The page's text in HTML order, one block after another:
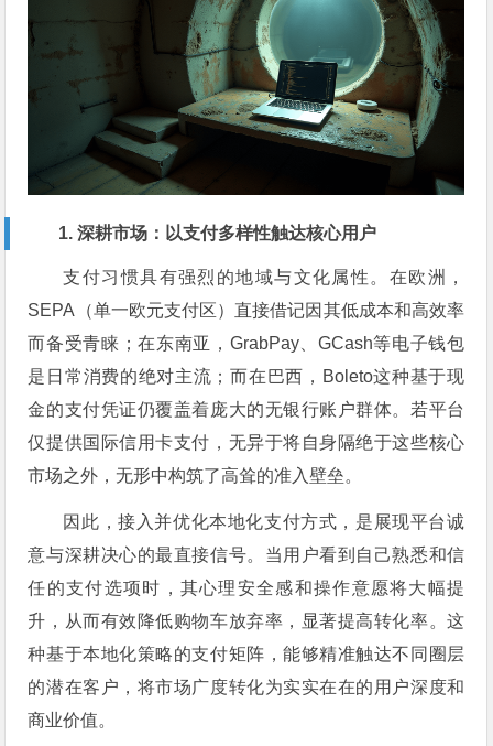
1. 深耕市场：以支付多样性触达核心用户
支付习惯具有强烈的地域与文化属性。在欧洲，
SEPA（单一欧元支付区）直接借记因其低成本和高效率
而备受青睐；在东南亚，GrabPay、GCash等电子钱包
是日常消费的绝对主流；而在巴西，Boleto这种基于现
金的支付凭证仍覆盖着庞大的无银行账户群体。若平台
仅提供国际信用卡支付，无异于将自身隔绝于这些核心
市场之外，无形中构筑了高耸的准入壁垒。
因此，接入并优化本地化支付方式，是展现平台诚
意与深耕决心的最直接信号。当用户看到自己熟悉和信
任的支付选项时，其心理安全感和操作意愿将大幅提
升，从而有效降低购物车放弃率，显著提高转化率。这
种基于本地化策略的支付矩阵，能够精准触达不同圈层
的潜在客户，将市场广度转化为实实在在的用户深度和
商业价值。